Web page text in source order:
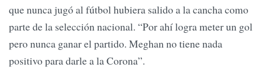
que nunca jugó al fútbol hubiera salido a la cancha como
parte de la selección nacional. “Por ahí logra meter un gol
pero nunca ganar el partido. Meghan no tiene nada
positivo para darle a la Corona”.